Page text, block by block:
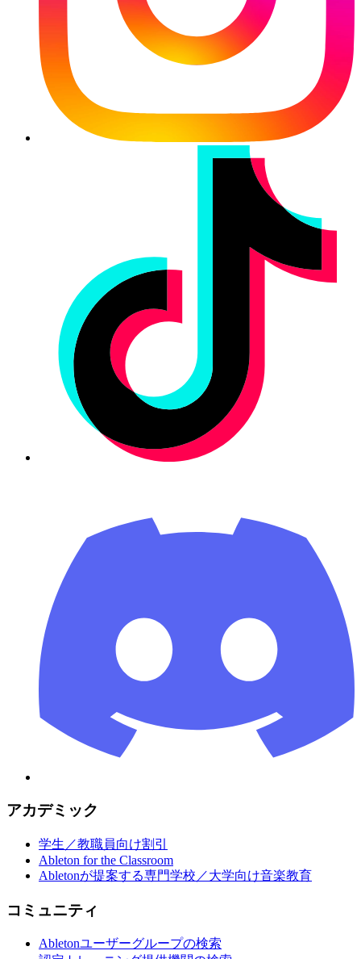
アカデミック
学生／教職員向け割引
Ableton for the Classroom
Abletonが提案する専門学校／大学向け音楽教育
コミュニティ
Abletonユーザーグループの検索